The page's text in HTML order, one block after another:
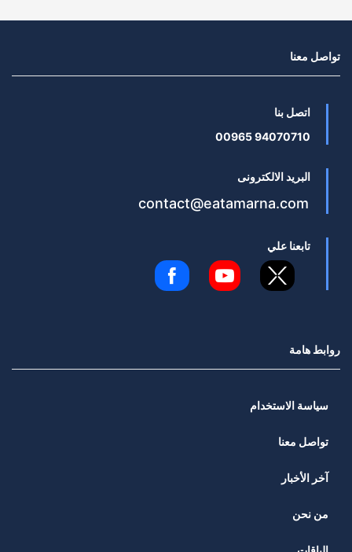
تواصل معنا
اتصل بنا
94070710 00965
البريد الالكترونى
contact@eatamarna.com
تابعنا علي
روابط هامة
سياسة الاستخدام
تواصل معنا
آخر الأخبار
من نحن